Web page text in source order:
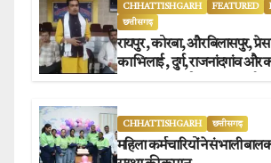
CHHATTISHGARH FEATURED
छत्तीसगढ़
रायपुर , कोरबा, और बिलासपुर,
का भिलाई , दुर्ग, राजनांदगांव
CHHATTISHGARH छत्तीसगढ़
महिला कर्मचारियों ने संभाली